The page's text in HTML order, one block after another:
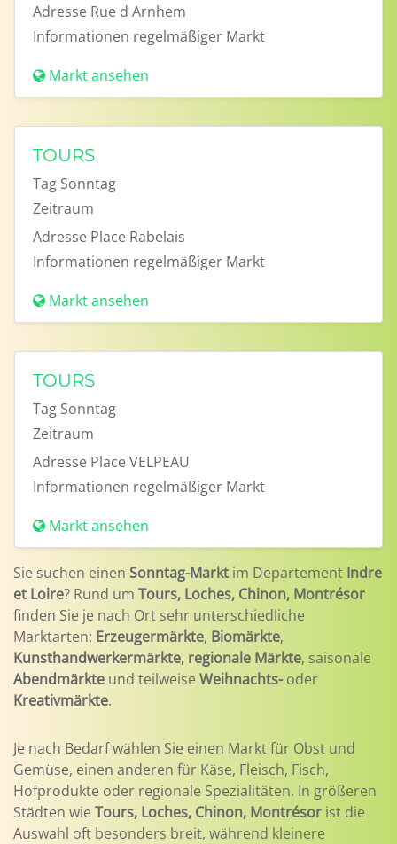
Adresse Rue d Arnhem
Informationen regelmäßiger Markt
Markt ansehen
TOURS
Tag Sonntag
Zeitraum
Adresse Place Rabelais
Informationen regelmäßiger Markt
Markt ansehen
TOURS
Tag Sonntag
Zeitraum
Adresse Place VELPEAU
Informationen regelmäßiger Markt
Markt ansehen
Sie suchen einen Sonntag-Markt im Departement Indre
et Loire? Rund um Tours, Loches, Chinon, Montrésor
finden Sie je nach Ort sehr unterschiedliche
Marktarten: Erzeugermärkte, Biomärkte,
Kunsthandwerkermärkte, regionale Märkte, saisonale
Abendmärkte und teilweise Weihnachts- oder
Kreativmärkte.
Je nach Bedarf wählen Sie einen Markt für Obst und
Gemüse, einen anderen für Käse, Fleisch, Fisch,
Hofprodukte oder regionale Spezialitäten. In größeren
Städten wie Tours, Loches, Chinon, Montrésor ist die
Auswahl oft besonders breit, während kleinere